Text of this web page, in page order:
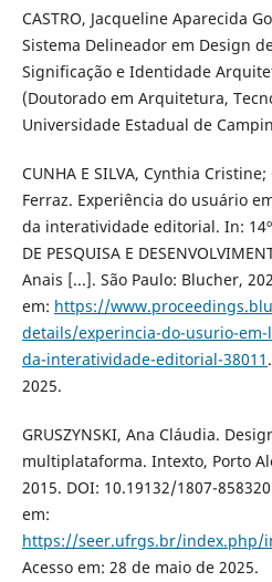
CASTRO, Jacqueline Aparecida
Sistema Delineador em Design
Significação e Identidade
(Doutorado em Arquitetura,
Universidade Estadual de
CUNHA E SILVA, Cynthia
Ferraz. Experiência do usuário
da interatividade editorial. In: 14º
DE PESQUISA E
Anais [...]. São Paulo: Blucher,
em: https://
details/experincia-do-usurio-
da-interatividade-editorial-38011
2025.
GRUSZYNSKI, Ana Cláudia.
multiplataforma. Intexto, Porto
2015. DOI: 10.19132/1807-
em:
https://seer.ufrgs.br/index.php/
Acesso em: 28 de maio de 2025.